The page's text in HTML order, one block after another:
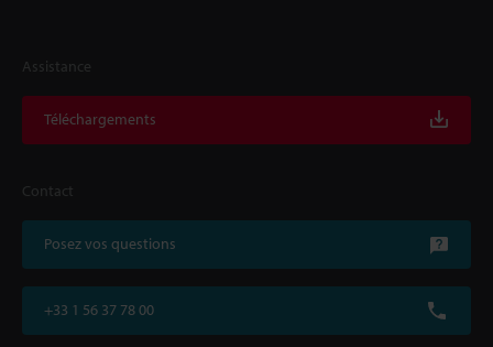
Assistance
Téléchargements
Contact
Posez vos questions
+33 1 56 37 78 00